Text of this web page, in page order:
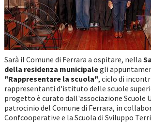
Sarà il Comune di Ferrara a ospitare, nella
della residenza municipalegli
"Rappresentare la scuola", ciclo di
rappresentanti d'istituto delle scuole
progetto è curato dall'associazione Scuole
patrocinio del Comune di Ferrara, in
Confcooperative e la Scuola di Sviluppo